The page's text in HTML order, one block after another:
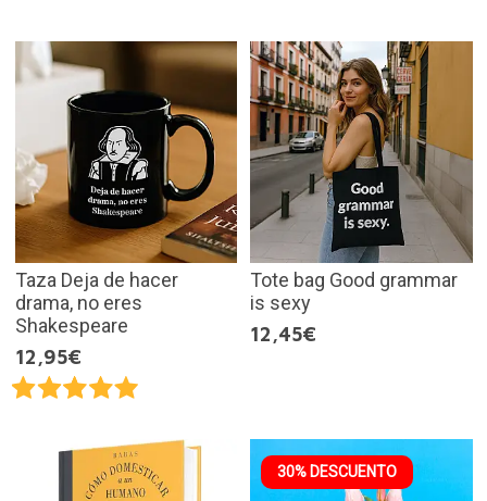
Taza Deja de hacer
drama, no eres
Shakespeare
12,95€
Tote bag Good grammar
is sexy
12,45€
30% DESCUENTO